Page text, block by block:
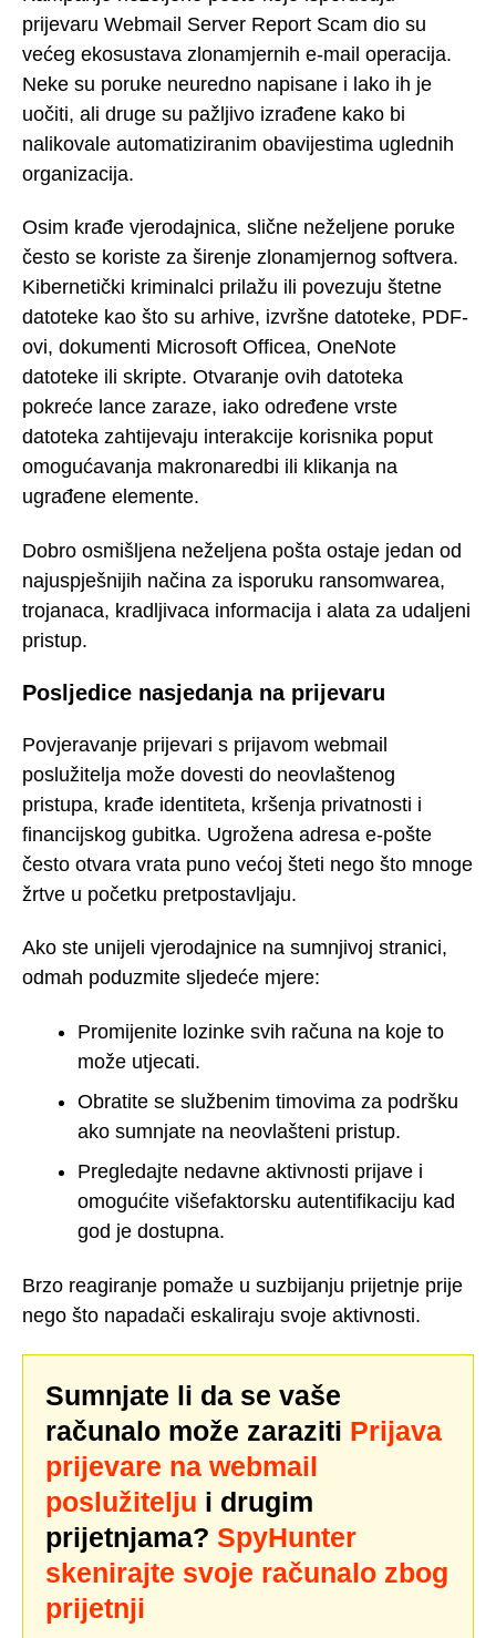
prijevaru Webmail Server Report Scam dio su
većeg ekosustava zlonamjernih e-mail operacija.
Neke su poruke neuredno napisane i lako ih je
uočiti, ali druge su pažljivo izrađene kako bi
nalikovale automatiziranim obavijestima uglednih
organizacija.
Osim krađe vjerodajnica, slične neželjene poruke
često se koriste za širenje zlonamjernog softvera.
Kibernetički kriminalci prilažu ili povezuju štetne
datoteke kao što su arhive, izvršne datoteke, PDF-
ovi, dokumenti Microsoft Officea, OneNote
datoteke ili skripte. Otvaranje ovih datoteka
pokreće lance zaraze, iako određene vrste
datoteka zahtijevaju interakcije korisnika poput
omogućavanja makronaredbi ili klikanja na
ugrađene elemente.
Dobro osmišljena neželjena pošta ostaje jedan od
najuspješnijih načina za isporuku ransomwarea,
trojanaca, kradljivaca informacija i alata za udaljeni
pristup.
Posljedice nasjedanja na prijevaru
Povjeravanje prijevari s prijavom webmail
poslužitelja može dovesti do neovlaštenog
pristupa, krađe identiteta, kršenja privatnosti i
financijskog gubitka. Ugrožena adresa e-pošte
često otvara vrata puno većoj šteti nego što mnoge
žrtve u početku pretpostavljaju.
Ako ste unijeli vjerodajnice na sumnjivoj stranici,
odmah poduzmite sljedeće mjere:
Promijenite lozinke svih računa na koje to
može utjecati.
Obratite se službenim timovima za podršku
ako sumnjate na neovlašteni pristup.
Pregledajte nedavne aktivnosti prijave i
omogućite višefaktorsku autentifikaciju kad
god je dostupna.
Brzo reagiranje pomaže u suzbijanju prijetnje prije
nego što napadači eskaliraju svoje aktivnosti.
Sumnjate li da se vaše
računalo može zaraziti Prijava
prijevare na webmail
poslužitelju i drugim
prijetnjama? SpyHunter
skenirajte svoje računalo zbog
prijetnji